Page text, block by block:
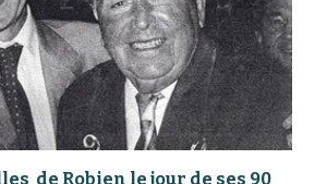
de Robien le jour de ses 90